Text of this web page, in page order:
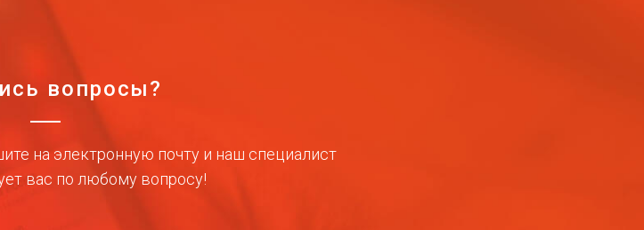
вопросы?
на электронную почту и наш специалист
вас по любому вопросу!